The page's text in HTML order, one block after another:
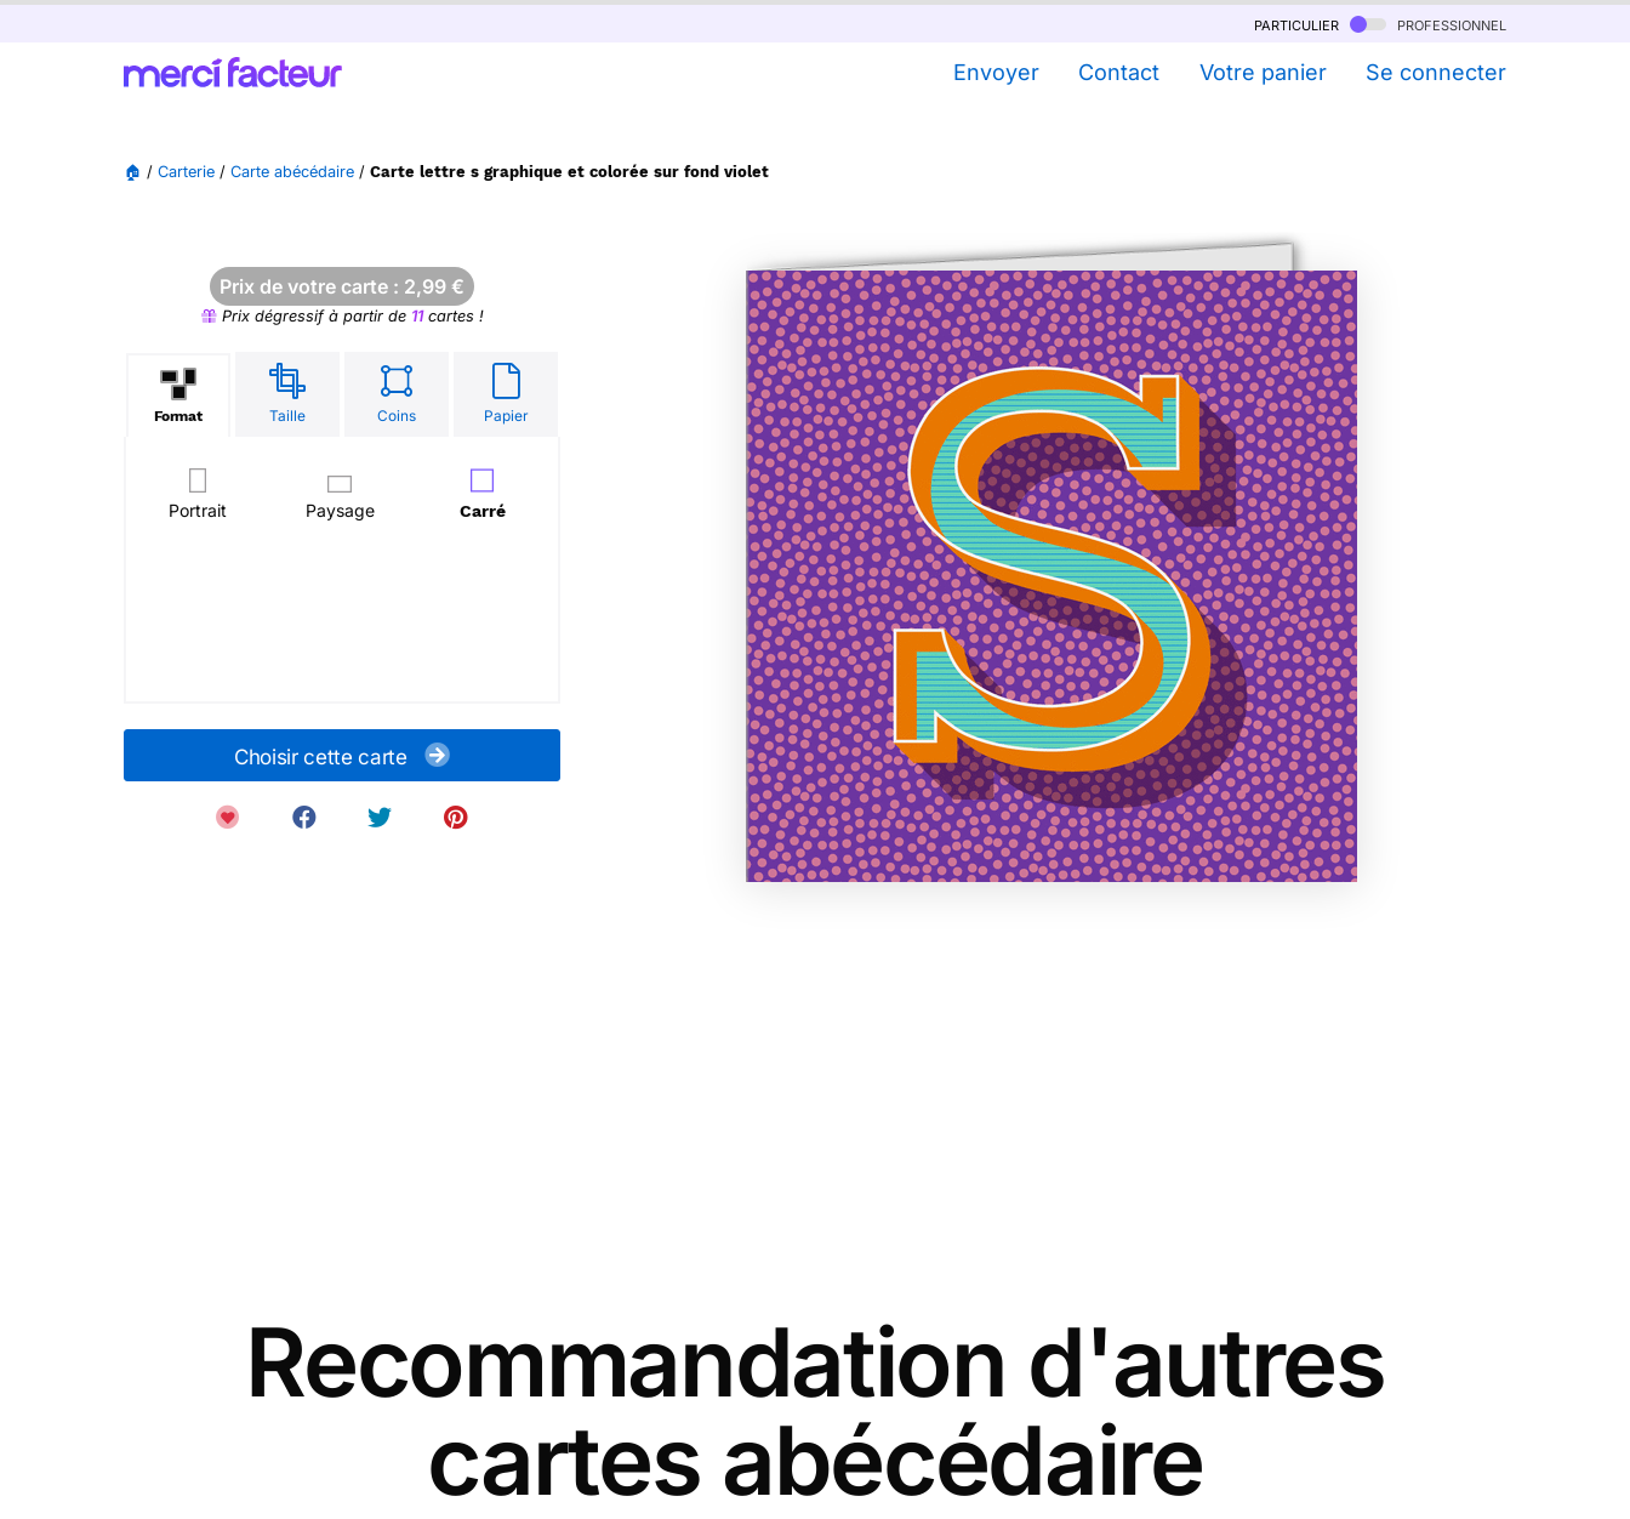
particulier professionnel
Envoyer Contact Votre panier Se connecter
🏠 / Carterie / Carte abécédaire / Carte lettre s graphique et colorée sur fond violet
Prix de votre carte : 2,99 €
Prix dégressif à partir de 11cartes !
Format Taille Coins Papier
Portrait Paysage Carré
Choisir cette carte
Recommandation d'autres
cartes abécédaire